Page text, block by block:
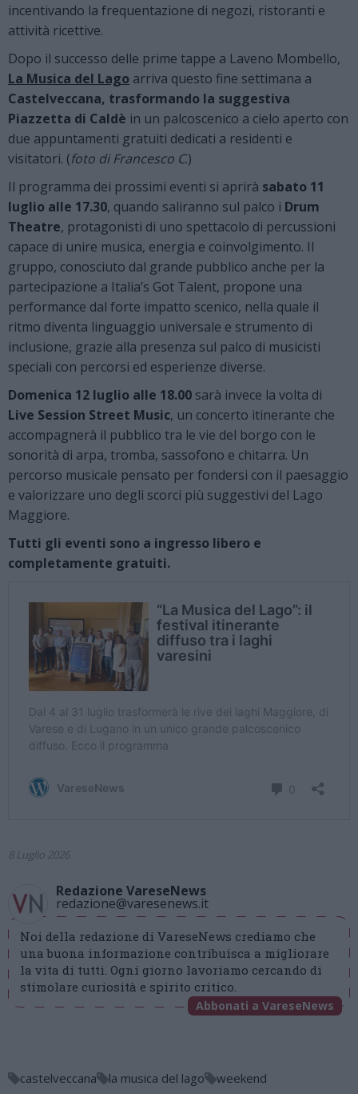
incentivando la frequentazione di negozi, ristoranti e
attività ricettive.
Dopo il successo delle prime tappe a Laveno Mombello,
La Musica del Lago arriva questo fine settimana a
Castelveccana, trasformando la suggestiva
Piazzetta di Caldè in un palcoscenico a cielo aperto con
due appuntamenti gratuiti dedicati a residenti e
visitatori. (foto di Francesco C.)
Il programma dei prossimi eventi si aprirà sabato 11
luglio alle 17.30, quando saliranno sul palco i Drum
Theatre, protagonisti di uno spettacolo di percussioni
capace di unire musica, energia e coinvolgimento. Il
gruppo, conosciuto dal grande pubblico anche per la
partecipazione a Italia’s Got Talent, propone una
performance dal forte impatto scenico, nella quale il
ritmo diventa linguaggio universale e strumento di
inclusione, grazie alla presenza sul palco di musicisti
speciali con percorsi ed esperienze diverse.
Domenica 12 luglio alle 18.00 sarà invece la volta di
Live Session Street Music, un concerto itinerante che
accompagnerà il pubblico tra le vie del borgo con le
sonorità di arpa, tromba, sassofono e chitarra. Un
percorso musicale pensato per fondersi con il paesaggio
e valorizzare uno degli scorci più suggestivi del Lago
Maggiore.
Tutti gli eventi sono a ingresso libero e
completamente gratuiti.
8 Luglio 2026
Redazione VareseNews
redazione@varesenews.it
Noi della redazione di VareseNews crediamo che
una buona informazione contribuisca a migliorare
la vita di tutti. Ogni giorno lavoriamo cercando di
stimolare curiosità e spirito critico.
Abbonati a VareseNews
castelveccana la musica del lago weekend